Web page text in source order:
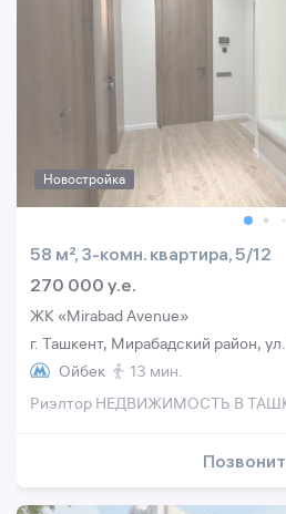
Новостройка
58 м², 3-комн. квартира, 5/12
270 000 y.e.
ЖК «Mirabad Avenue»
г. Ташкент, Мирабадский район,
Ойбек
13 мин.
Риэлтор НЕДВИЖИМОСТЬ В